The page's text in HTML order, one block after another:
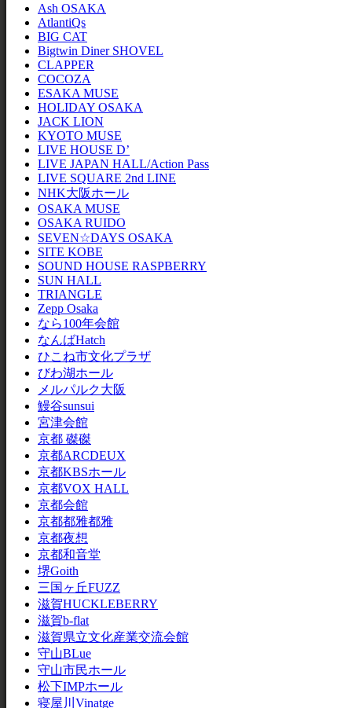
Ash OSAKA
AtlantiQs
BIG CAT
Bigtwin Diner SHOVEL
CLAPPER
COCOZA
ESAKA MUSE
HOLIDAY OSAKA
JACK LION
KYOTO MUSE
LIVE HOUSE D’
LIVE JAPAN HALL/Action Pass
LIVE SQUARE 2nd LINE
NHK大阪ホール
OSAKA MUSE
OSAKA RUIDO
SEVEN☆DAYS OSAKA
SITE KOBE
SOUND HOUSE RASPBERRY
SUN HALL
TRIANGLE
Zepp Osaka
なら100年会館
なんばHatch
ひこね市文化プラザ
びわ湖ホール
メルパルク大阪
鰻谷sunsui
宮津会館
京都 磔磔
京都ARCDEUX
京都KBSホール
京都VOX HALL
京都会館
京都都雅都雅
京都夜想
京都和音堂
堺Goith
三国ヶ丘FUZZ
滋賀HUCKLEBERRY
滋賀b-flat
滋賀県立文化産業交流会館
守山BLue
守山市民ホール
松下IMPホール
寝屋川Vinatge